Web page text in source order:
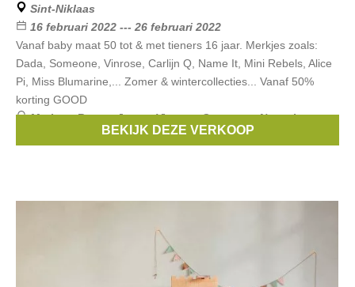
Sint-Niklaas
16 februari 2022 --- 26 februari 2022
Vanaf baby maat 50 tot & met tieners 16 jaar. Merkjes zoals:
Dada, Someone, Vinrose, Carlijn Q, Name It, Mini Rebels, Alice
Pi, Miss Blumarine,... Zomer & wintercollecties... Vanaf 50%
korting GOOD
Merken:Retour Jeans,Vinrose,Someone,Name it,
mundo melocoton, ...
BEKIJK DEZE VERKOOP